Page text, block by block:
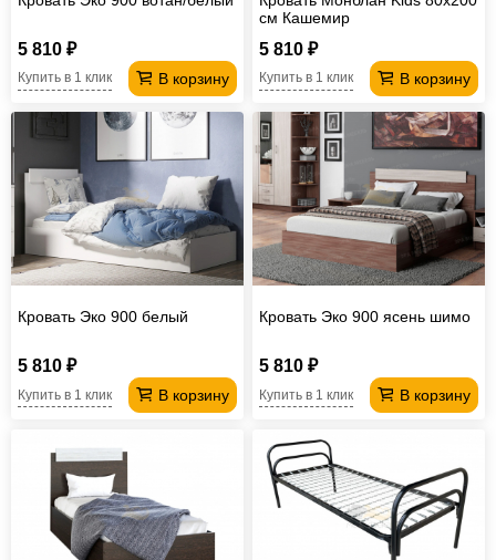
5 810 ₽
В корзину
Купить в 1 клик
см Кашемир
5 810 ₽
В корзину
Купить в 1 клик
Кровать Эко 900 белый
5 810 ₽
В корзину
Купить в 1 клик
Кровать Эко 900 ясень шимо
5 810 ₽
В корзину
Купить в 1 клик